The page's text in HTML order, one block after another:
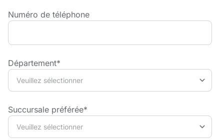
Numéro de téléphone
Département*
Succursale préférée*